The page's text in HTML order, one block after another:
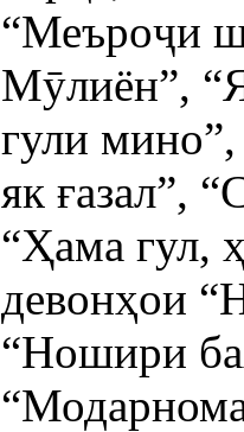
“Меъроҷи
Мӯлиён”,
гули мино”,
як ғазал”,
“Ҳама гул,
девонҳои
“Ношири